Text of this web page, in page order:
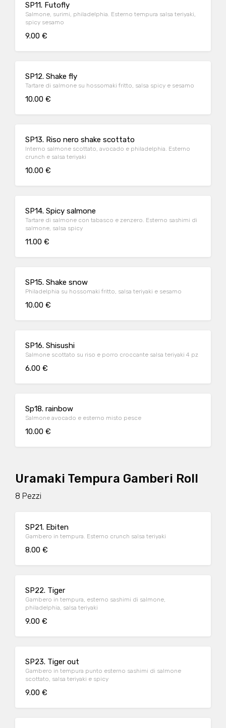
SP11. Futofly
Salmone, surimi, philadelphia. Esterno tempura salsa teriyaki,
spicy sesamo
9.00 €
SP12. Shake fly
Tartare di salmone su hossomaki fritto, salsa spicy e sesamo
10.00 €
SP13. Riso nero shake scottato
Interno salmone scottato, avocado e philadelphia. Esterno
crunch e salsa teriyaki
10.00 €
SP14. Spicy salmone
Tartare di salmone con tabasco e zenzero. Esterno sashimi di
salmone, salsa spicy
11.00 €
SP15. Shake snow
Philadelphia su hossomaki fritto, salsa teriyaki e sesamo
10.00 €
SP16. Shisushi
Salmone scottato su riso e porro croccante salsa teriyaki 4 pz
6.00 €
Sp18. rainbow
Salmone avocado e esterno misto pesce
10.00 €
Uramaki Tempura Gamberi Roll
8 Pezzi
SP21. Ebiten
Gambero in tempura. Esterno crunch salsa teriyaki
8.00 €
SP22. Tiger
Gambero in tempura, esterno sashimi di salmone,
philadelphia, salsa teriyaki
9.00 €
SP23. Tiger out
Gambero in tempura punto esterno sashimi di salmone
scottato, salsa teriyaki e spicy
9.00 €